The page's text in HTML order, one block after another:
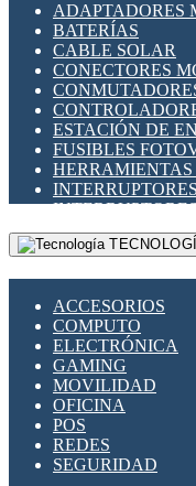
ADAPTADORES
BATERÍAS
CABLE SOLAR
CONECTORES
ESTACIÓN DE
FUSIBLES
HERRAMIENTAS
MONTAJE PANEL
PORTA
ACCESORIOS
COMPUTO
ELECTRÓNICA
GAMING
MOVILIDAD
OFICINA
POS
REDES
SEGURIDAD